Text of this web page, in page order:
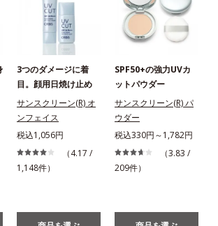
3つのダメージに着
目。顔用日焼け止め
サンスクリーン(R) オ
ンフェイス
税込1,056円
（4.17 /
1,148件）
SPF50+の強力UVカ
ットパウダー
サンスクリーン(R) パ
ウダー
税込330円～1,782円
（3.83 /
209件）